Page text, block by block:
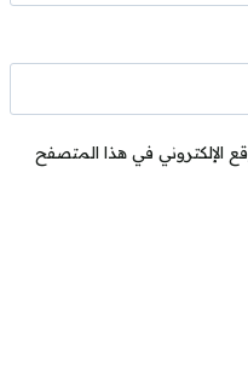
الإلكتروني في هذا المتصفح